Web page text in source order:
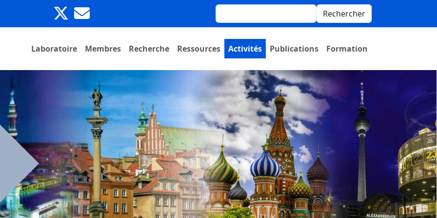
Rechercher
Laboratoire Membres Recherche Ressources Activités Publications Formation